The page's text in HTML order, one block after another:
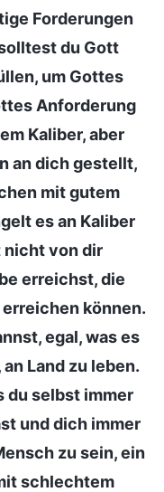
Forderungen
du Gott
um Gottes
Anforderung
Kaliber, aber
an dich gestellt,
mit gutem
es an Kaliber
nicht von dir
erreichst, die
können.
egal, was es
Land zu leben.
du selbst immer
und dich immer
zu sein, ein
schlechtem